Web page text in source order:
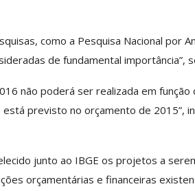
como a Pesquisa Nacional por
de fundamental importância”,
não poderá ser realizada em
previsto no orçamento de 2015”,
junto ao IBGE os projetos a
orçamentárias e financeiras